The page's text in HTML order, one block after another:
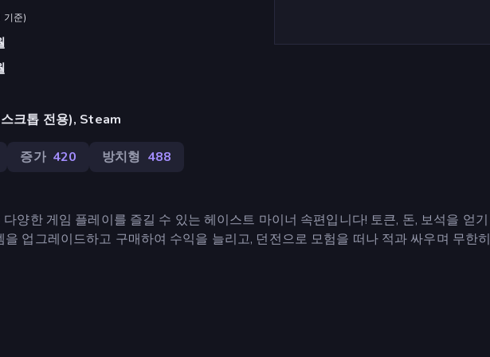
기준)
크톱 전용), Steam
증가 420 방치형 488
양한 게임 플레이를 즐길 수 있는 헤이스트 마이너 속편입니다! 토큰, 돈, 보석을 얻기
업그레이드하고 구매하여 수익을 늘리고, 던전으로 모험을 떠나 적과 싸우며 무한히